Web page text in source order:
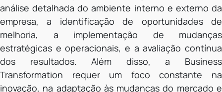
análise detalhada do ambiente interno e externo da
empresa, a identificação de oportunidades de
melhoria, a implementação de mudanças
estratégicas e operacionais, e a avaliação contínua
dos resultados. Além disso, a Business
Transformation requer um foco constante na
inovação, na adaptação às mudanças do mercado e